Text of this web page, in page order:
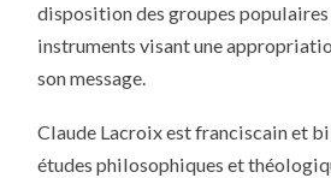
disposition des groupes
instruments visant une
son message.
Claude Lacroix est franciscain et
études philosophiques et